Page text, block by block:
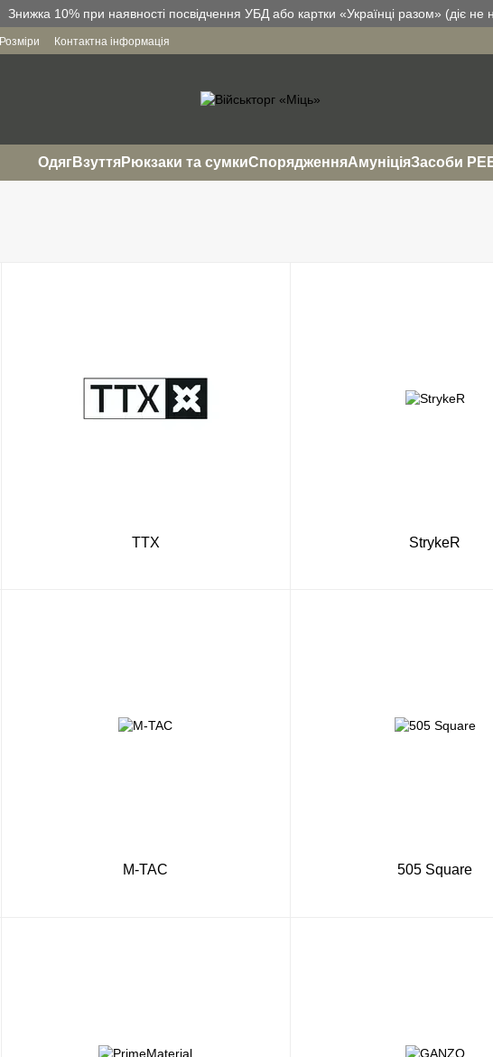
Знижка 10% при наявності посвідчення УБД або картки «Українці разом» (діє не
Розміри
Контактна інформація
ОдягВзуттяРюкзаки та сумкиСпорядженняАмуніціяЗасоби
TTX StrykeR
M-TAC 505 Square